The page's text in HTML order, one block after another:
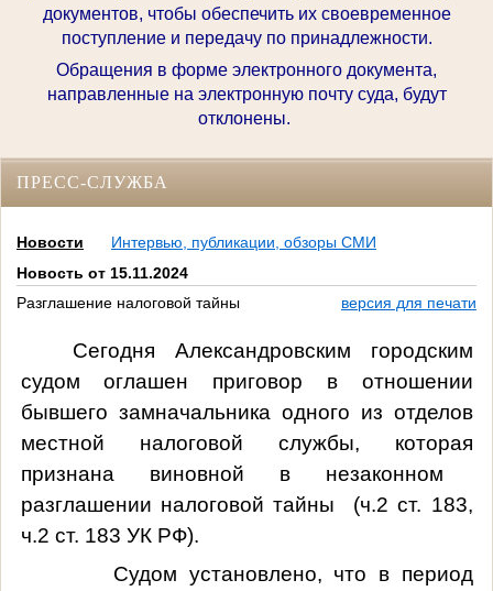
документов, чтобы обеспечить их своевременное
поступление и передачу по принадлежности.
Обращения в форме электронного документа,
направленные на электронную почту суда, будут
отклонены.
ПРЕСС-СЛУЖБА
Новости
Интервью, публикации, обзоры СМИ
Новость от 15.11.2024
Разглашение налоговой тайны
версия для печати
Сегодня Александровским городским
судом оглашен приговор в отношении
бывшего замначальника одного из отделов
местной налоговой службы, которая
признана виновной в незаконном
разглашении налоговой тайны (ч.2 ст. 183,
ч.2 ст. 183 УК РФ).
Судом установлено, что в период